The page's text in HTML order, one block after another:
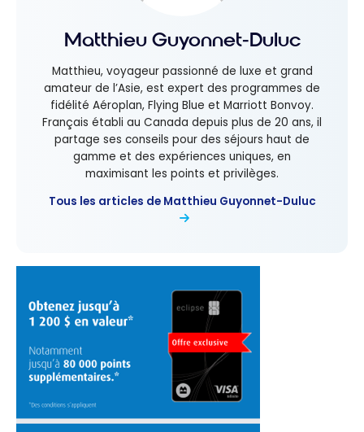
Matthieu Guyonnet-Duluc
Matthieu, voyageur passionné de luxe et grand
amateur de l’Asie, est expert des programmes de
fidélité Aéroplan, Flying Blue et Marriott Bonvoy.
Français établi au Canada depuis plus de 20 ans, il
partage ses conseils pour des séjours haut de
gamme et des expériences uniques, en
maximisant les points et privilèges.
Tous les articles de Matthieu Guyonnet-Duluc